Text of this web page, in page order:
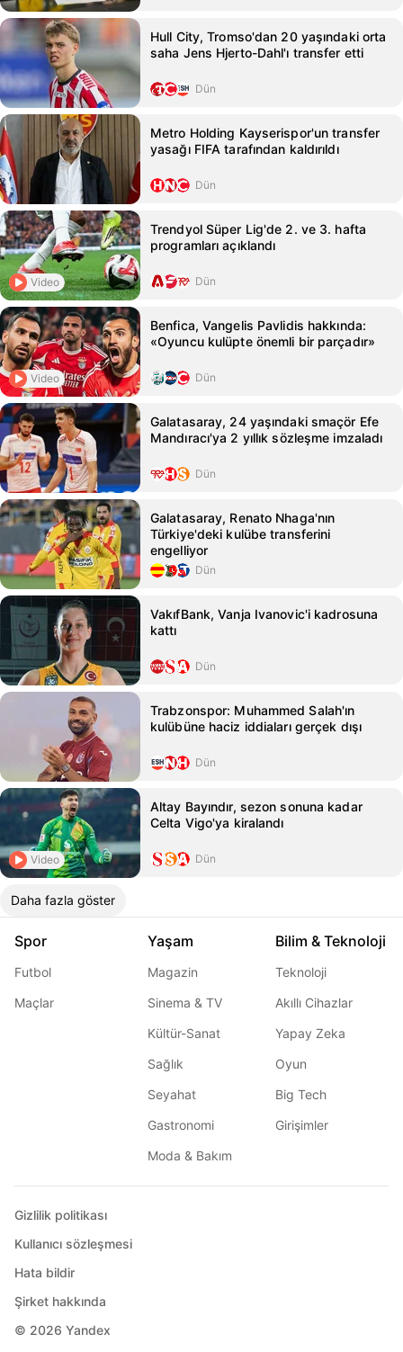
Hull City, Tromso'dan 20 yaşındaki orta
saha Jens Hjerto-Dahl'ı transfer etti
Dün
Metro Holding Kayserispor'un transfer
yasağı FIFA tarafından kaldırıldı
Dün
Video
Trendyol Süper Lig'de 2. ve 3. hafta
programları açıklandı
Dün
Video
Benfica, Vangelis Pavlidis hakkında:
«Oyuncu kulüpte önemli bir parçadır»
Dün
Galatasaray, 24 yaşındaki smaçör Efe
Mandıracı'ya 2 yıllık sözleşme imzaladı
Dün
Galatasaray, Renato Nhaga'nın
Türkiye'deki kulübe transferini
engelliyor
Dün
VakıfBank, Vanja Ivanovic'i kadrosuna
kattı
Dün
Trabzonspor: Muhammed Salah'ın
kulübüne haciz iddiaları gerçek dışı
Dün
Video
Altay Bayındır, sezon sonuna kadar
Celta Vigo'ya kiralandı
Dün
Daha fazla göster
Spor
Futbol
Maçlar
Yaşam
Magazin
Sinema & TV
Kültür-Sanat
Sağlık
Seyahat
Gastronomi
Moda & Bakım
Bilim & Teknoloji
Teknoloji
Akıllı Cihazlar
Yapay Zeka
Oyun
Big Tech
Girişimler
© 2026 Yandex
Gizlilik politikası
Kullanıcı sözleşmesi
Hata bildir
Şirket hakkında